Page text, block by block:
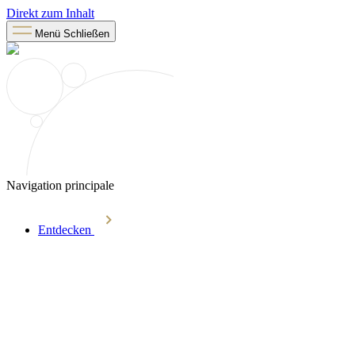
Direkt zum Inhalt
Menü Schließen
Navigation principale
Entdecken